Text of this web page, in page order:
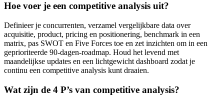
Hoe voer je een competitive analysis uit?
Definieer je concurrenten, verzamel vergelijkbare data over
acquisitie, product, pricing en positionering, benchmark in een
matrix, pas SWOT en Five Forces toe en zet inzichten om in een
geprioriteerde 90-dagen-roadmap. Houd het levend met
maandelijkse updates en een lichtgewicht dashboard zodat je
continu een competitive analysis kunt draaien.
Wat zijn de 4 P’s van competitive analysis?